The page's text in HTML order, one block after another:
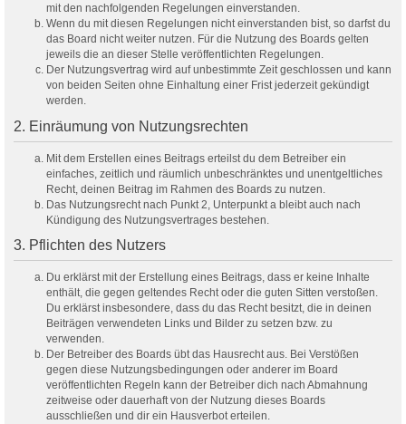
mit den nachfolgenden Regelungen einverstanden.
Wenn du mit diesen Regelungen nicht einverstanden bist, so darfst du
das Board nicht weiter nutzen. Für die Nutzung des Boards gelten
jeweils die an dieser Stelle veröffentlichten Regelungen.
Der Nutzungsvertrag wird auf unbestimmte Zeit geschlossen und kann
von beiden Seiten ohne Einhaltung einer Frist jederzeit gekündigt
werden.
2. Einräumung von Nutzungsrechten
Mit dem Erstellen eines Beitrags erteilst du dem Betreiber ein
einfaches, zeitlich und räumlich unbeschränktes und unentgeltliches
Recht, deinen Beitrag im Rahmen des Boards zu nutzen.
Das Nutzungsrecht nach Punkt 2, Unterpunkt a bleibt auch nach
Kündigung des Nutzungsvertrages bestehen.
3. Pflichten des Nutzers
Du erklärst mit der Erstellung eines Beitrags, dass er keine Inhalte
enthält, die gegen geltendes Recht oder die guten Sitten verstoßen.
Du erklärst insbesondere, dass du das Recht besitzt, die in deinen
Beiträgen verwendeten Links und Bilder zu setzen bzw. zu
verwenden.
Der Betreiber des Boards übt das Hausrecht aus. Bei Verstößen
gegen diese Nutzungsbedingungen oder anderer im Board
veröffentlichten Regeln kann der Betreiber dich nach Abmahnung
zeitweise oder dauerhaft von der Nutzung dieses Boards
ausschließen und dir ein Hausverbot erteilen.